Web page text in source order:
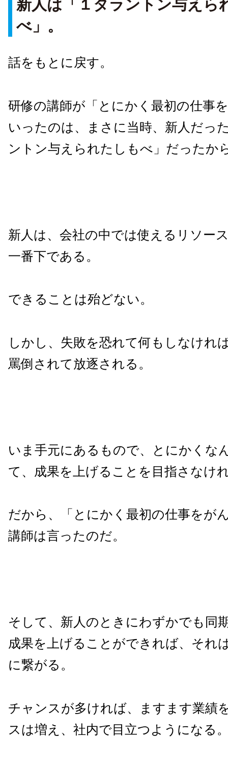
新人は「１タラントン与えら
べ」。
話をもとに戻す。
研修の講師が「とにかく最初の仕事
いったのは、まさに当時、新人だっ
ントン与えられたしもべ」だったか
新人は、会社の中では使えるリソー
一番下である。
できることは殆どない。
しかし、失敗を恐れて何もしなけれ
罵倒されて放逐される。
いま手元にあるもので、とにかくな
て、成果を上げることを目指さなけ
だから、
「とにかく最初の仕事をが
講師は言ったのだ。
そして、新人のときにわずかでも同
成果を上げることができれば、それ
に繋がる。
チャンスが多ければ、ますます業績
スは増え、社内で目立つようになる